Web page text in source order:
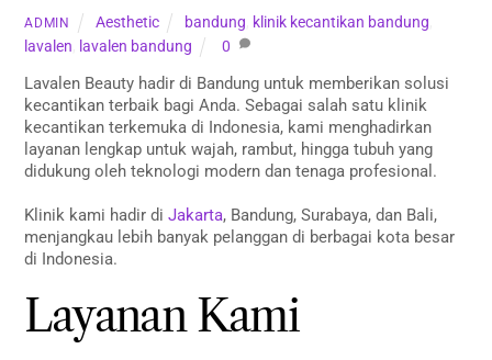
ADMIN Aesthetic bandung klinik kecantikan bandung
lavalen
lavalen bandung 0
Lavalen Beauty hadir di Bandung untuk memberikan solusi
kecantikan terbaik bagi Anda. Sebagai salah satu klinik
kecantikan terkemuka di Indonesia, kami menghadirkan
layanan lengkap untuk wajah, rambut, hingga tubuh yang
didukung oleh teknologi modern dan tenaga profesional.
Klinik kami hadir diJakarta, Bandung, Surabaya, dan Bali,
menjangkau lebih banyak pelanggan di berbagai kota besar
di Indonesia.
Layanan Kami